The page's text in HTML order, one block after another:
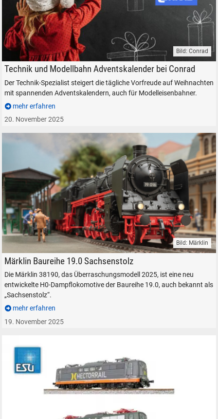
Conrad Electronic Adventskalender Technik Modellbau
Bild: Conrad
Technik und Modellbahn Adventskalender bei Conrad
Der Technik-Spezialist steigert die tägliche Vorfreude auf Weihnachten
mit spannenden Adventskalendern, auch für Modelleisenbahner.
mehr erfahren
20. November 2025
Märklin Dampflokomotive Baureihe 19.0 Sachsenstolz H0 1:87 Trix
Bild: Märklin
Märklin Baureihe 19.0 Sachsenstolz
Die Märklin 38190, das Überraschungsmodell 2025, ist eine neu
entwickelte H0-Dampflokomotive der Baureihe 19.0, auch bekannt als
„Sachsenstolz“.
mehr erfahren
19. November 2025